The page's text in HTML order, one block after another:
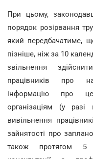
При цьому,
порядок розірвання
який передбачатиме,
пізніше, ніж за 10
звільнення
працівників про
інформацію про
організаціям (у
вивільнення
зайнятості про
також протягом 5